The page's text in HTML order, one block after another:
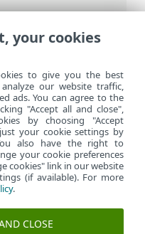
ESET Small
otázky>
your cookies
to give you the best
our website traffic,
ads. You can agree to the
"Accept all and close",
by choosing "Accept
your cookie settings by
also have the right to
your cookie preferences
cookies" link in our website
(if available). For more
.
CLOSE